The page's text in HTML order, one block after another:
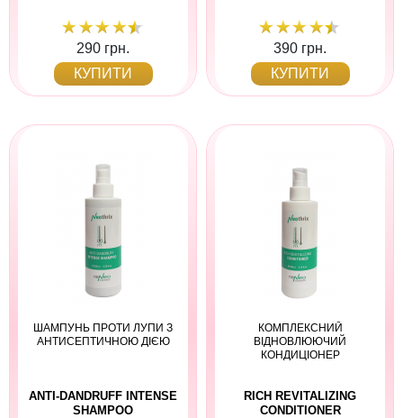
290 грн.
КУПИТИ
390 грн.
КУПИТИ
ШАМПУНЬ ПРОТИ ЛУПИ З
АНТИСЕПТИЧНОЮ ДІЄЮ
ANTI-DANDRUFF INTENSE
SHAMPOO
КОМПЛЕКСНИЙ
ВІДНОВЛЮЮЧИЙ
КОНДИЦІОНЕР
RICH REVITALIZING
CONDITIONER